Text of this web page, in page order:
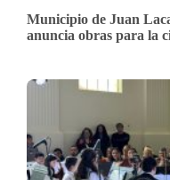
Municipio de Juan
anuncia obras para la